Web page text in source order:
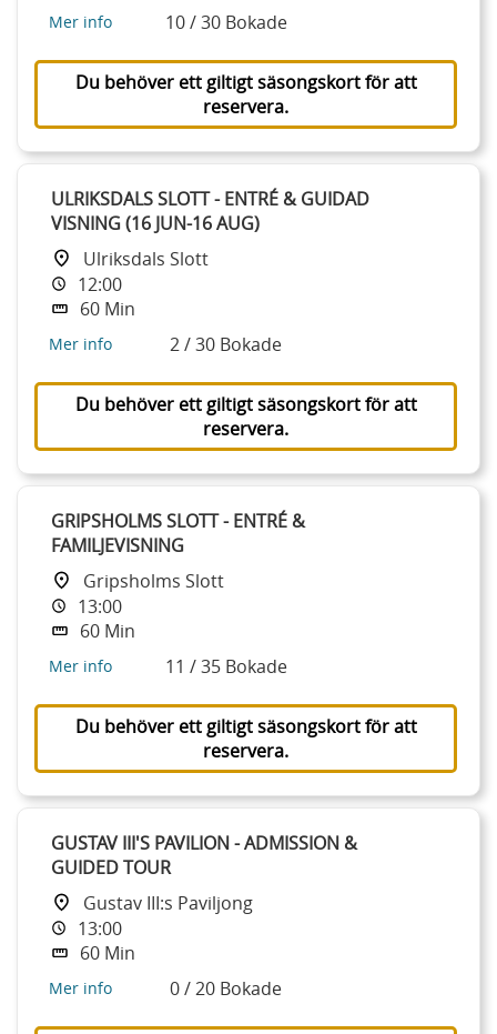
Mer info 10 / 30 Bokade
Du behöver ett giltigt säsongskort för att
reservera.
ULRIKSDALS SLOTT - ENTRÉ & GUIDAD
VISNING (16 JUN-16 AUG)
Ulriksdals Slott
12:00
60 Min
Mer info 2 / 30 Bokade
Du behöver ett giltigt säsongskort för att
reservera.
GRIPSHOLMS SLOTT - ENTRÉ &
FAMILJEVISNING
Gripsholms Slott
13:00
60 Min
Mer info 11 / 35 Bokade
Du behöver ett giltigt säsongskort för att
reservera.
GUSTAV III'S PAVILION - ADMISSION &
GUIDED TOUR
Gustav III:s Paviljong
13:00
60 Min
Mer info 0 / 20 Bokade